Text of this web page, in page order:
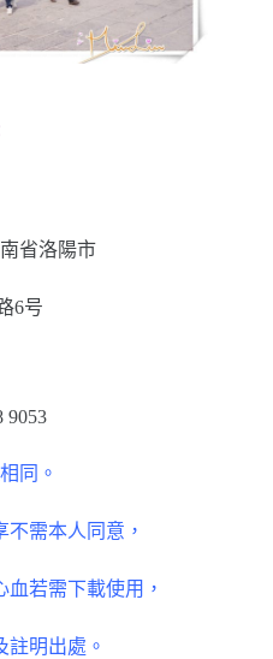
省洛陽市
6号
9053
同。
需本人同意，
若需下載使用，
註明出處。